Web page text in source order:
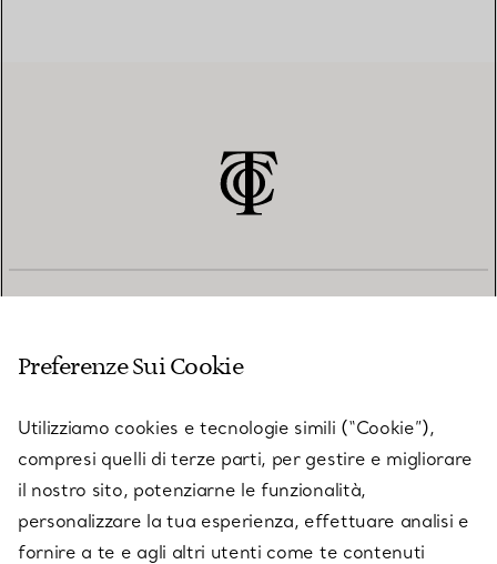
SU TIFFANY & CO.
Preferenze Sui Cookie
Utilizziamo cookies e tecnologie simili (“Cookie”),
compresi quelli di terze parti, per gestire e migliorare
il nostro sito, potenziarne le funzionalità,
personalizzare la tua esperienza, effettuare analisi e
fornire a te e agli altri utenti come te contenuti